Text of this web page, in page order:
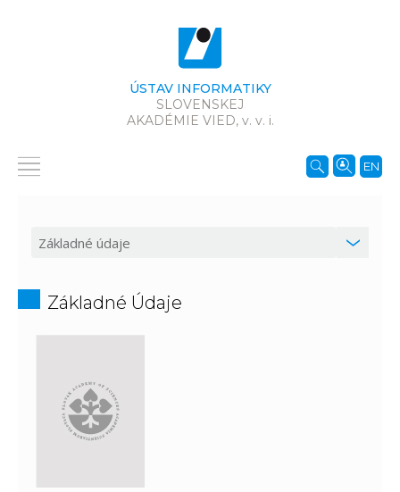
ÚSTAV INFORMATIKY
SLOVENSKEJ
AKADÉMIE VIED, v. v. i.
EN
Základné Údaje